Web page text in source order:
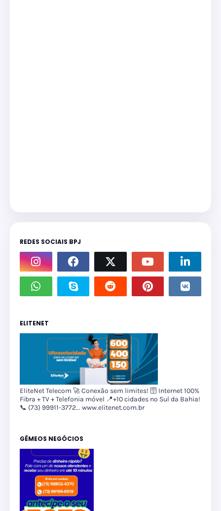
REDES SOCIAIS BPJ
ELITENET
EliteNet Telecom 🚀 Conexão sem limites! 🛜 Internet 100%
Fibra + TV + Telefonia móvel 📍+10 cidades no Sul da Bahia!
📞 (73) 99911-3772... www.elitenet.com.br
GÊMEOS NEGÓCIOS